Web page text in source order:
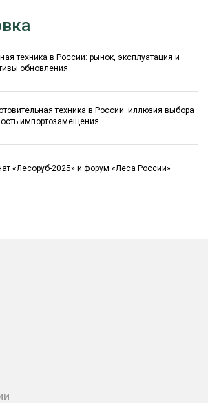
техника в России: рынок, эксплуатация и
обновления
техника в России: иллюзия выбора
импортозамещения
«Лесоруб-2025» и форум «Леса России»